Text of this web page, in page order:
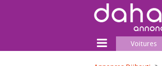
Voitures